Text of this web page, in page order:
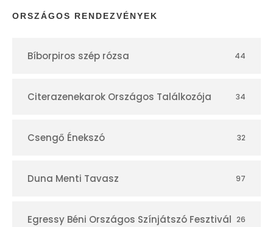
p
r
ORSZÁGOS RENDEZVÉNYEK
Bíborpiros szép rózsa 44
Citerazenekarok Országos Találkozója 34
Csengő Énekszó 32
Duna Menti Tavasz 97
Egressy Béni Országos Színjátszó Fesztivál 26